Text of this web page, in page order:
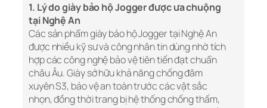
1. Lý do giày bảo hộ Jogger được ưa chuộng
tại Nghệ An
Các sản phẩm giày bảo hộ Jogger tại Nghệ An
được nhiều kỹ sư và công nhân tin dùng nhờ tích
hợp các công nghệ bảo vệ tiên tiến đạt chuẩn
châu Âu. Giày sở hữu khả năng chống đâm
xuyên S3, bảo vệ an toàn trước các vật sắc
nhọn, đồng thời trang bị hệ thống chống thấm,